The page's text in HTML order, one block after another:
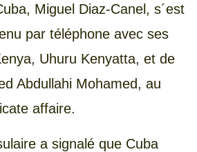
Miguel Diaz-Canel, s´est
par téléphone avec ses
Uhuru Kenyatta, et de
Abdullahi Mohamed, au
affaire.
a signalé que Cuba